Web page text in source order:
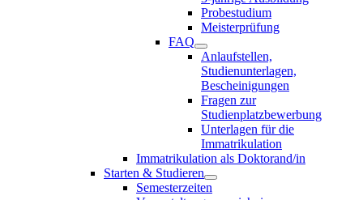
Probestudium
Meisterprüfung
FAQ
Anlaufstellen,
Studienunterlagen,
Bescheinigungen
Fragen zur
Studienplatzbewerbung
Unterlagen für die
Immatrikulation
Immatrikulation als Doktorand/in
Starten & Studieren
Semesterzeiten